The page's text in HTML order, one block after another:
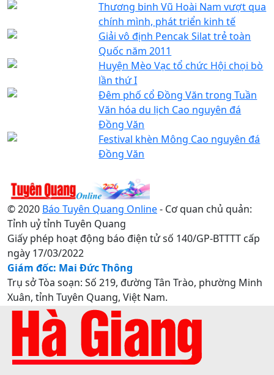
Thương binh Vũ Hoài Nam vượt qua
chính mình, phát triển kinh tế
Giải vô định Pencak Silat trẻ toàn
Quốc năm 2011
Huyện Mèo Vạc tổ chức Hội chọi bò
lần thứ I
Đêm phố cổ Đồng Văn trong Tuần
Văn hóa du lịch Cao nguyên đá
Đồng Văn
Festival khèn Mông Cao nguyên đá
Đồng Văn
© 2020 Báo Tuyên Quang Online- Cơ quan chủ quản:
Tỉnh uỷ tỉnh Tuyên Quang
Giấy phép hoạt động báo điện tử số 140/GP-BTTTT cấp
ngày 17/03/2022
Giám đốc: Mai Đức Thông
Trụ sở Tòa soạn: Số 219, đường Tân Trào, phường Minh
Xuân, tỉnh Tuyên Quang, Việt Nam.
Điện thoại: 0207.3822820 - 0207.3817155 / Fax:
0207.3822821 - Email:
baotuyenquang.com.vn@gmail.com